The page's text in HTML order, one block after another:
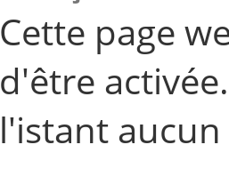
Cette page
d'être
l'istant